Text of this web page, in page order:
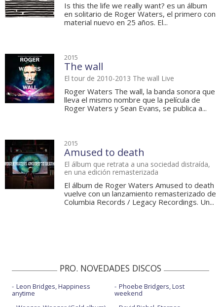
Is this the life we really want? es un álbum
en solitario de Roger Waters, el primero con
material nuevo en 25 años. El...
2015
The wall
El tour de 2010-2013 The wall Live
Roger Waters The wall, la banda sonora que
lleva el mismo nombre que la película de
Roger Waters y Sean Evans, se publica a...
2015
Amused to death
El álbum que retrata a una sociedad distraída,
en una edición remasterizada
El álbum de Roger Waters Amused to death
vuelve con un lanzamiento remasterizado de
Columbia Records / Legacy Recordings. Un...
PRO. NOVEDADES DISCOS
Leon Bridges, Happiness
anytime
Phoebe Bridgers, Lost
weekend